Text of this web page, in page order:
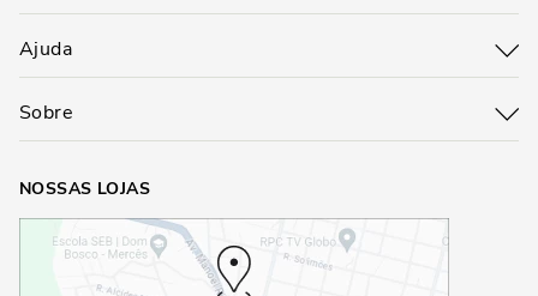
Ajuda
Sobre
NOSSAS LOJAS